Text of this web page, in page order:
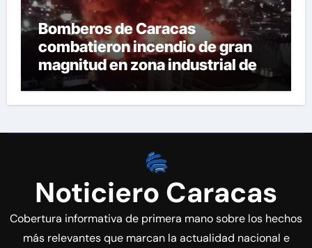
Bomberos de Caracas
combatieron incendio de gran
magnitud en zona industrial de El
Llanito
Noticiero Caracas
Cobertura informativa de primera mano sobre los hechos
más relevantes que marcan la actualidad nacional e